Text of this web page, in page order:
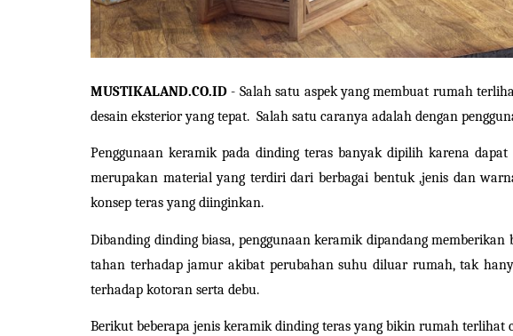
MUSTIKALAND.CO.ID - Salah satu aspek yang membuat rumah
desain eksterior yang tepat.  Salah satu caranya adalah dengan
Penggunaan keramik pada dinding teras banyak dipilih karena
merupakan material yang terdiri dari berbagai bentuk ,jenis dan
konsep teras yang diinginkan.
Dibanding dinding biasa, penggunaan keramik dipandang
tahan terhadap jamur akibat perubahan suhu diluar rumah, tak
terhadap kotoran serta debu.
Berikut beberapa jenis keramik dinding teras yang bikin rumah terlihat